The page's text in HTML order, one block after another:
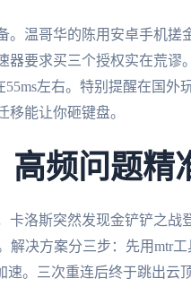
。温哥华的陈用安卓手机搓
器要求买三个授权实在荒谬
55ms左右。特别提醒在国
移能让你砸键盘。
高频问题精
卡洛斯突然发现金铲铲之战
解决方案分三步：先用mtr
速。三次重连后终于跳出云